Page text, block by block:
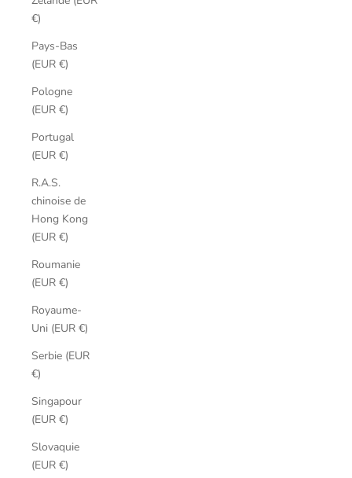
€)
Pays-Bas
(EUR €)
Pologne
(EUR €)
Portugal
(EUR €)
R.A.S.
chinoise de
Hong Kong
(EUR €)
Roumanie
(EUR €)
Royaume-
Uni (EUR €)
Serbie (EUR
€)
Singapour
(EUR €)
Slovaquie
(EUR €)